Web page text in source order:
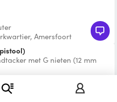
Amersfoort
met G nieten (12 mm